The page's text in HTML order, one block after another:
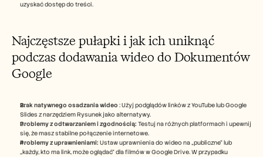
uzyskać dostęp do treści.
Najczęstsze pułapki i jak ich uniknąć
podczas dodawania wideo do Dokumentów
Google
Brak natywnego osadzania wideo : Użyj podglądów linków z YouTube lub Google
Slides z narzędziem Rysunek jako alternatywy.
Problemy z odtwarzaniem i zgodnością: Testuj na różnych platformach i upewnij
się, że masz stabilne połączenie internetowe.
Problemy z uprawnieniami: Ustaw uprawnienia do wideo na „publiczne” lub
„każdy, kto ma link, może oglądać” dla filmów w Google Drive. W przypadku